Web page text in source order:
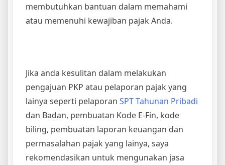
membutuhkan bantuan dalam memahami
atau memenuhi kewajiban pajak Anda.
Jika anda kesulitan dalam melakukan
pengajuan PKP atau pelaporan pajak yang
lainya seperti pelaporan SPT Tahunan Pribadi
dan Badan, pembuatan Kode E-Fin, kode
biling, pembuatan laporan keuangan dan
permasalahan pajak yang lainya, saya
rekomendasikan untuk mengunakan jasa